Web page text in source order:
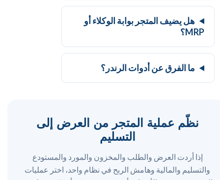
هل يضيف المتجر بوابة الوكلاء أو
MRP؟
ما الفرق عن أدوات الرندر؟
نظّم عملية المتجر من العرض إلى
التسليم
إذا أردت العرض والطلب والمخزون والمورد والمستودع
والتسليم والمالية وهامش الربح في نظام واحد، اختر عمليات